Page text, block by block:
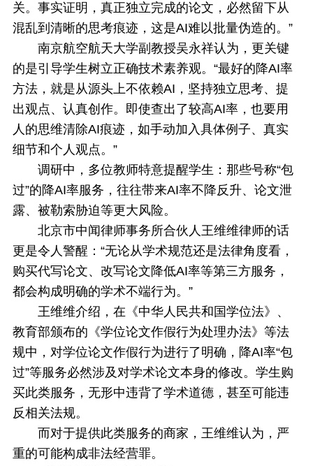
关。事实证明，真正独立完成的论文，必然留下从
混乱到清晰的思考痕迹，这是AI难以批量伪造的。”
南京航空航天大学副教授吴永祥认为，更关键
的是引导学生树立正确技术素养观。“最好的降AI率
方法，就是从源头上不依赖AI，坚持独立思考、提
出观点、认真创作。即使查出了较高AI率，也要用
人的思维清除AI痕迹，如手动加入具体例子、真实
细节和个人观点。”
调研中，多位教师特意提醒学生：那些号称“包
过”的降AI率服务，往往带来AI率不降反升、论文泄
露、被勒索胁迫等更大风险。
北京市中闻律师事务所合伙人王维维律师的话
更是令人警醒：“无论从学术规范还是法律角度看，
购买代写论文、改写论文降低AI率等第三方服务，
都会构成明确的学术不端行为。”
王维维介绍，在《中华人民共和国学位法》、
教育部颁布的《学位论文作假行为处理办法》等法
规中，对学位论文作假行为进行了明确，降AI率“包
过”等服务必然涉及对学术论文本身的修改。学生购
买此类服务，无形中违背了学术道德，甚至可能违
反相关法规。
而对于提供此类服务的商家，王维维认为，严
重的可能构成非法经营罪。